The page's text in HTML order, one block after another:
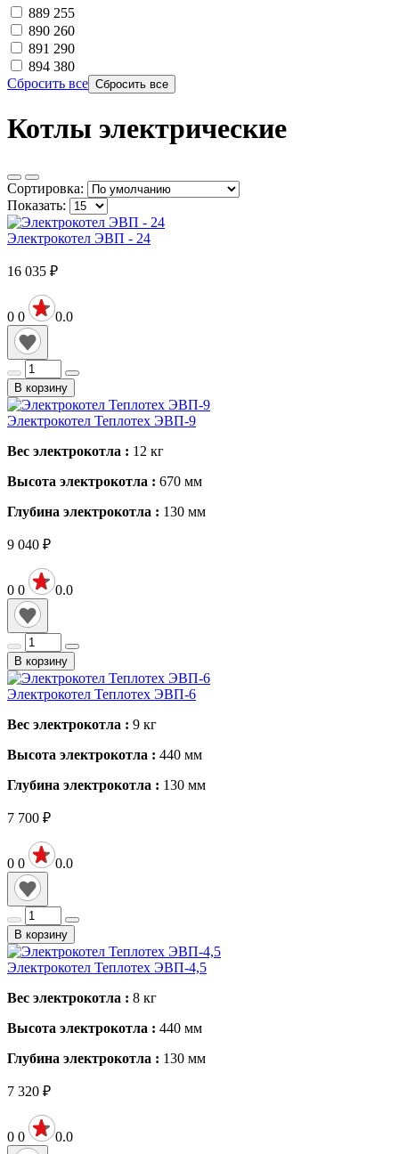
889 255
890 260
891 290
894 380
Сбросить все
Котлы электрические
Сортировка:
Показать:
Электрокотел ЭВП - 24
16 035 ₽
0 0 0.0
В корзину
Электрокотел Теплотех ЭВП-9
Вес электрокотла : 12 кг
Высота электрокотла : 670 мм
Глубина электрокотла : 130 мм
9 040 ₽
0 0 0.0
В корзину
Электрокотел Теплотех ЭВП-6
Вес электрокотла : 9 кг
Высота электрокотла : 440 мм
Глубина электрокотла : 130 мм
7 700 ₽
0 0 0.0
В корзину
Электрокотел Теплотех ЭВП-4,5
Вес электрокотла : 8 кг
Высота электрокотла : 440 мм
Глубина электрокотла : 130 мм
7 320 ₽
0 0 0.0